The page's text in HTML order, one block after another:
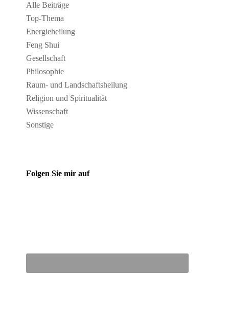
Alle Beiträge
Top-Thema
Energieheilung
Feng Shui
Gesellschaft
Philosophie
Raum- und Landschaftsheilung
Religion und Spiritualität
Wissenschaft
Sonstige
Folgen Sie mir auf